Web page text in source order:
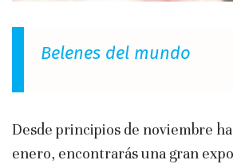
Belenes del mundo
Desde principios de noviembre
enero, encontrarás una gran